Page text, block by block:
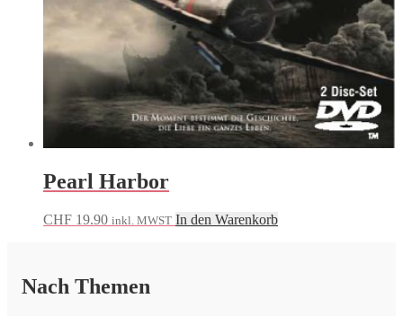
Pearl Harbor
CHF 19.90 inkl. MWST In den Warenkorb
Nach Themen